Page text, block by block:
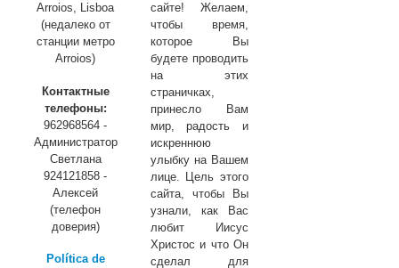
Arroios, Lisboa
(недалеко от
станции метро
Arroios)
Контактные
телефоны:
962968564 -
Администратор
Светлана
924121858 -
Алексей
(телефон
доверия)
Política de
сайте! Желаем,
чтобы время,
которое Вы
будете проводить
на этих
страничках,
принесло Вам
мир, радость и
искреннюю
улыбку на Вашем
лице. Цель этого
сайта, чтобы Вы
узнали, как Вас
любит Иисус
Христос и что Он
сделал для